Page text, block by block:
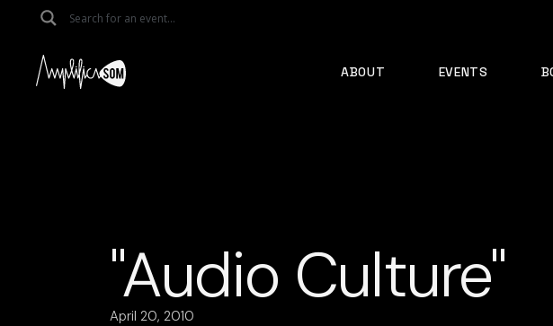
ABOUT EVENTS
"Audio Culture"
April 20, 2010